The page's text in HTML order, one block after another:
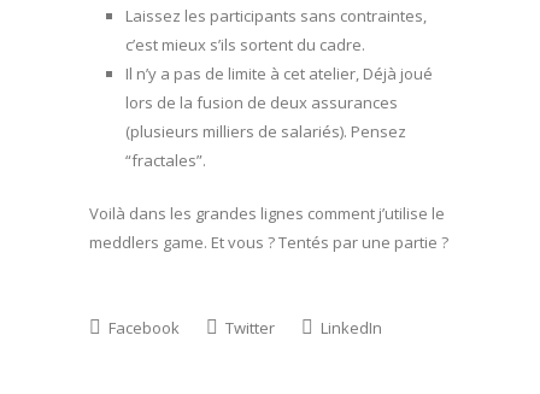
Laissez les participants sans contraintes,
c’est mieux s’ils sortent du cadre.
Il n’y a pas de limite à cet atelier, Déjà joué
lors de la fusion de deux assurances
(plusieurs milliers de salariés). Pensez
“fractales”.
Voilà dans les grandes lignes comment j’utilise le
meddlers game. Et vous ? Tentés par une partie ?
Facebook Twitter LinkedIn